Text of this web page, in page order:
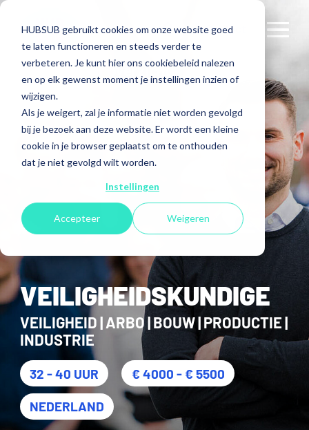
HUBSUB gebruikt cookies om onze website goed
te laten functioneren en steeds verder te
verbeteren. Je kunt hier ons cookiebeleid nalezen
en op elk gewenst moment je instellingen inzien of
wijzigen.
Als je weigert, zal je informatie niet worden gevolgd
bij je bezoek aan deze website. Er wordt een kleine
cookie in je browser geplaatst om te onthouden
dat je niet gevolgd wilt worden.
Instellingen
Accepteer Weigeren
Contact
< Terug naar overzicht
VEILIGHEIDSKUNDIGE
VEILIGHEID | ARBO | BOUW | PRODUCTIE |
INDUSTRIE
32 - 40 UUR € 4000 - € 5500
NEDERLAND